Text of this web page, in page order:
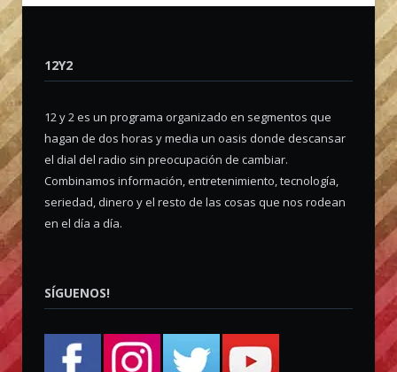
12Y2
12 y 2 es un programa organizado en segmentos que
hagan de dos horas y media un oasis donde descansar
el dial del radio sin preocupación de cambiar.
Combinamos información, entretenimiento, tecnología,
seriedad, dinero y el resto de las cosas que nos rodean
en el día a día.
SÍGUENOS!